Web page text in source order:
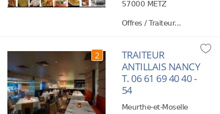
57000 METZ
Offres / Traiteur...
2
TRAITEUR
ANTILLAIS NANCY
T. 06 61 69 40 40 -
54
Meurthe-et-Moselle